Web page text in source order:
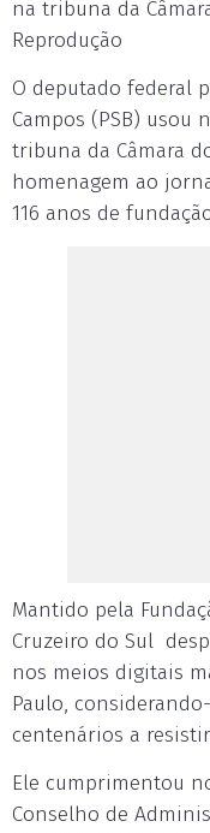
na tribuna da
Reprodução
O deputado federal
Campos (PSB) usou
tribuna da Câmara
homenagem ao
116 anos de
Mantido pela
Cruzeiro do Sul
nos meios digitais
Paulo,
centenários a
Ele cumprimentou
Conselho de